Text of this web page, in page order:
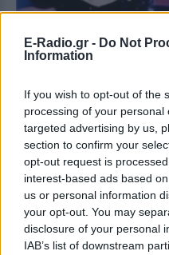
E-Radio.gr - Do Not
Information
If you wish to opt-out of the
processing of your
targeted advertising by us,
section to confirm your
opt-out request is
interest-based ads based
us or personal information
your opt-out. You may
disclosure of your personal
IAB’s list of downstream
που άφησε εποχή
Δες το απόψε το βράδυ!
ΠΡΙΝ 143 ΕΒΔΟΜΆΔΕΣ